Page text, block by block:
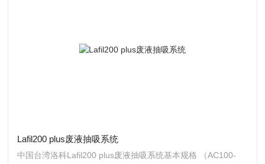
Lafil200 plus废液抽吸系统
中国台湾洛科Lafil200 plus废液抽吸系统基本规格 （AC100-